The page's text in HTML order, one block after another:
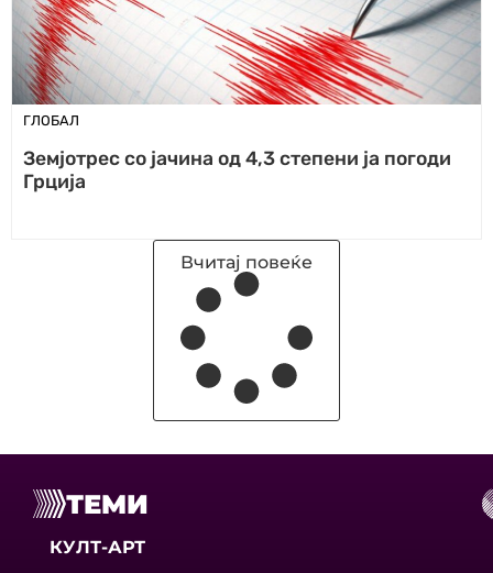
ГЛОБАЛ
Земјотрес со јачина од 4,3 степени ја погоди
Грција
Вчитај повеќе
ТЕМИ
КУЛТ-АРТ